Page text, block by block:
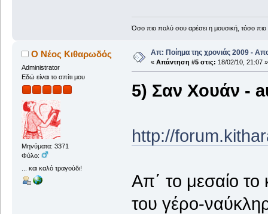
Όσο πιο πολύ σου αρέσει η μουσική, τόσο
Ο Νέος Κιθαρωδός
Administrator
Εδώ είναι το σπίτι μου
Μηνύματα: 3371
Φύλο:
... και καλό τραγούδι!
Απ: Ποίημα της χρονιάς 2009 -
« Απάντηση #5 στις: 18/02/10, 21:07 »
5) Σαν Xουάν -
http://
Απ΄ το μεσαίο
του γέρο-